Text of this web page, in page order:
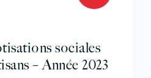
sociales
– Année 2023